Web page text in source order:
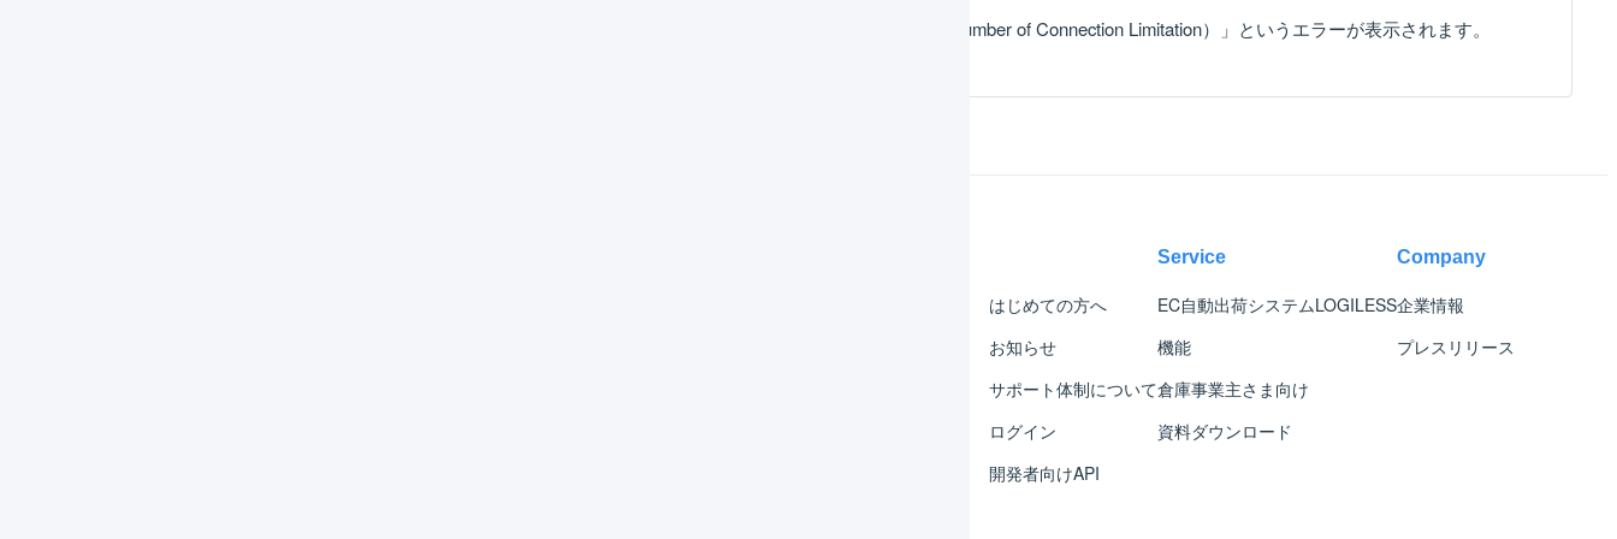
楽天市場との連携で「楽天市場でシステムエラーが発生しました。（[ES01-05] Forbidden- Exceeded Number of Connection Limitation）」というエラーが表示されます。
はじめての方へ
お知らせ
サポート体制について
ログイン
開発者向けAPI
Service
EC自動出荷システムLOGILESS
機能
倉庫事業主さま向け
資料ダウンロード
Company
企業情報
プレスリリース